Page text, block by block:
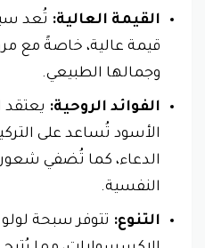
القيمة العالية: تُعد
قيمة عالية، خاصةً مع
وجمالها الطبيعي.
الفوائد الروحية:
الأسود تُساعد على
الدعاء، كما تُضفي
النفسية.
التنوع: تتوفر سبحة